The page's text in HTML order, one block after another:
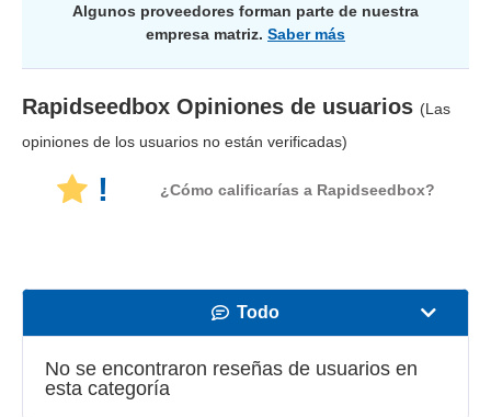
Algunos proveedores forman parte de nuestra
empresa matriz. Saber más
Rapidseedbox Opiniones de usuarios (Las
opiniones de los usuarios no están verificadas)
! ¿Cómo calificarías a Rapidseedbox?
Todo
Velocidad
No se encontraron reseñas de usuarios en
esta categoría